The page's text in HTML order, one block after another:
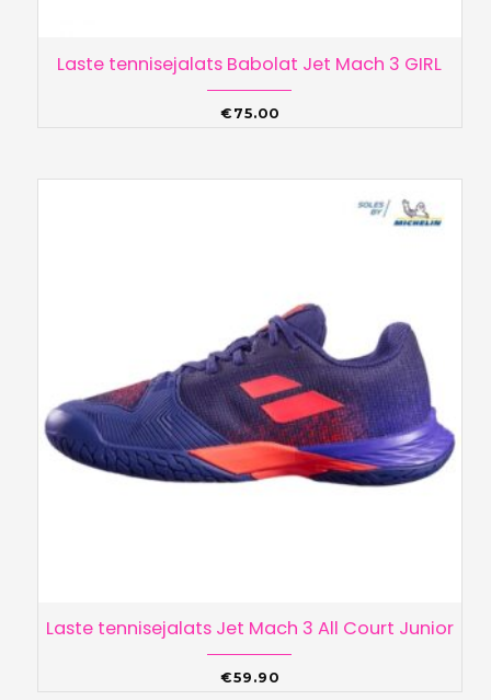
Laste tennisejalats Babolat Jet Mach 3 GIRL
€ 75.00
Laste tennisejalats Jet Mach 3 All Court Junior
€59.90